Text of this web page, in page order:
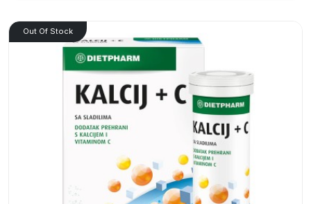
Out Of Stock